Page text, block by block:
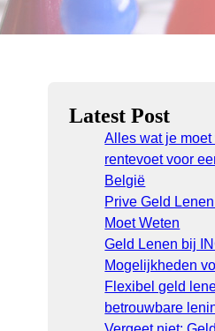
Latest Post
Alles wat je
rentevoet voor
België
Prive Geld
Moet Weten
Geld Lenen bij
Mogelijkheden
Flexibel geld
betrouwbare